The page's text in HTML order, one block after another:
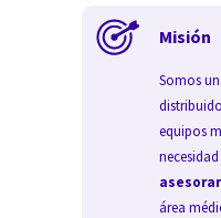
Misión
Somos
equipos
asesorar
área